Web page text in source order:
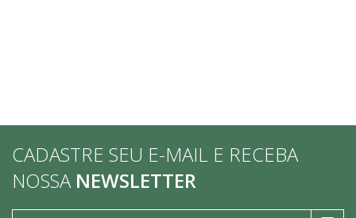
CADASTRE SEU E-MAIL E RECEBA
NOSSA NEWSLETTER